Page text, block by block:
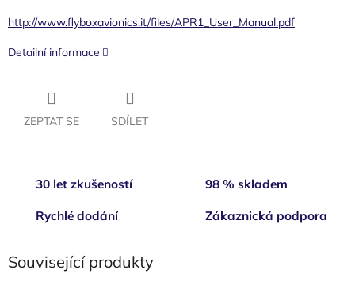
http://www.flyboxavionics.it/files/APR1_User_Manual.pdf
Detailní informace
ZEPTAT SE SDÍLET
30 let zkušeností 98 % skladem
Rychlé dodání Zákaznická podpora
Související produkty